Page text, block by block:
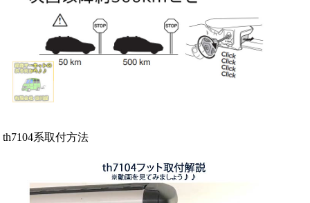
th7104系取付方法